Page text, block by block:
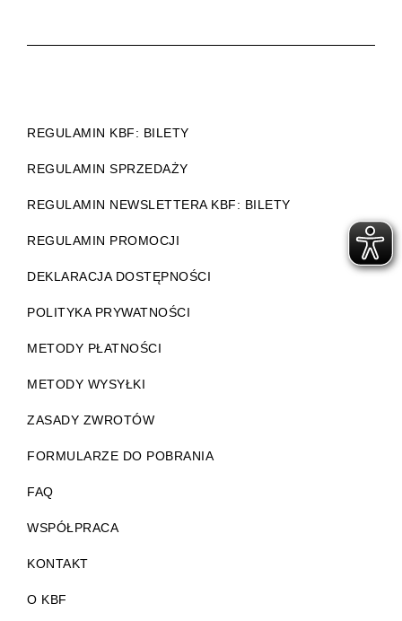
REGULAMIN KBF: BILETY
REGULAMIN SPRZEDAŻY
REGULAMIN NEWSLETTERA KBF: BILETY
REGULAMIN PROMOCJI
DEKLARACJA DOSTĘPNOŚCI
POLITYKA PRYWATNOŚCI
METODY PŁATNOŚCI
METODY WYSYŁKI
ZASADY ZWROTÓW
FORMULARZE DO POBRANIA
FAQ
WSPÓŁPRACA
KONTAKT
O KBF